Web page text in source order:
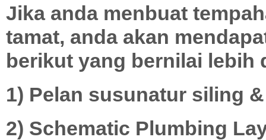
Jika anda menbuat
tamat, anda akan
berikut yang bernilai lebih
1) Pelan susunatur siling
2) Schematic Plumbing